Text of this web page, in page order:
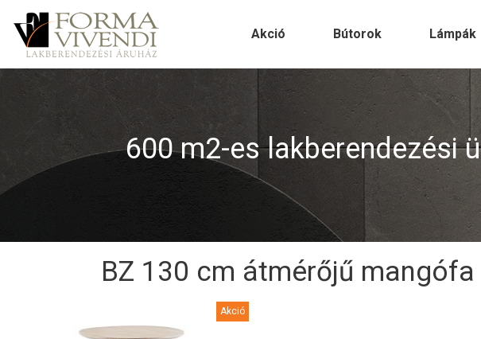
Akció Bútorok Lámpák
600 m2-es lakberendezési
BZ 130 cm átmérőjű
Akció